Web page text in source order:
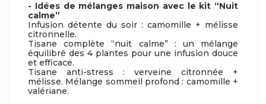
- Idées de mélanges maison avec le kit “Nuit
calme”
Infusion détente du soir : camomille + mélisse
citronnelle.
Tisane complète “nuit calme” : un mélange
équilibré des 4 plantes pour une infusion douce
et efficace.
Tisane anti-stress : verveine citronnée +
mélisse. Mélange sommeil profond : camomille +
valériane.